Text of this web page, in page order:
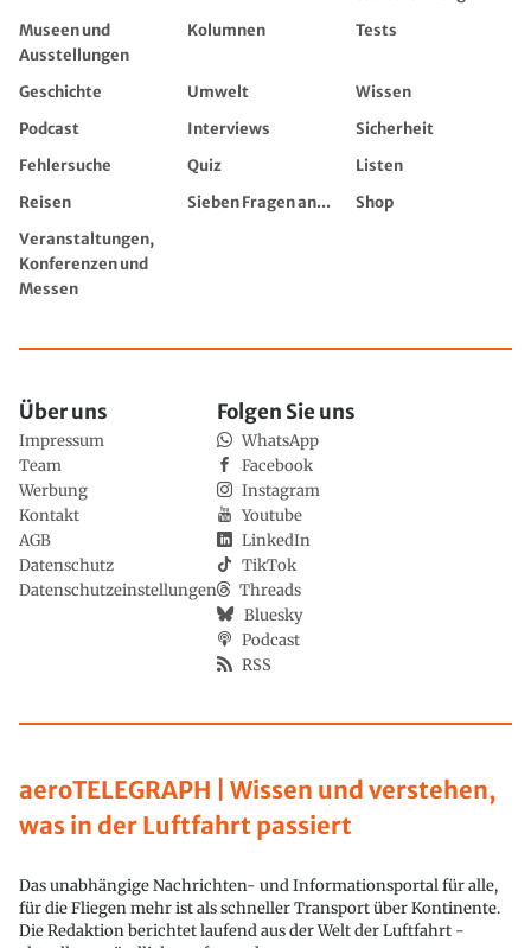
Museen und
Ausstellungen
Kolumnen Tests
Geschichte Umwelt
Wissen
Podcast
Interviews
Sicherheit
Fehlersuche
Quiz
Listen
Reisen
Sieben Fragen an...
Shop
Veranstaltungen,
Konferenzen und
Messen
aeroTELEGRAPH | Wissen und verstehen,
was in der Luftfahrt passiert
Das unabhängige Nachrichten- und Informationsportal für alle,
für die Fliegen mehr ist als schneller Transport über Kontinente.
Die Redaktion berichtet laufend aus der Welt der Luftfahrt -
Über uns
Impressum
Team
Werbung
Kontakt
AGB
Datenschutz
Datenschutzeinstellungen
Folgen Sie uns
WhatsApp
Facebook
Instagram
Youtube
LinkedIn
TikTok
Threads
Bluesky
Podcast
RSS